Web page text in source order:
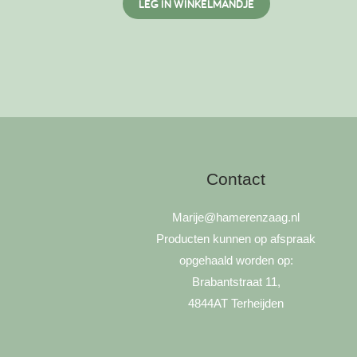
LEG IN WINKELMANDJE
Contact
Marije@hamerenzaag.nl
Producten kunnen op afspraak
opgehaald worden op:
Brabantstraat 11,
4844AT Terheijden